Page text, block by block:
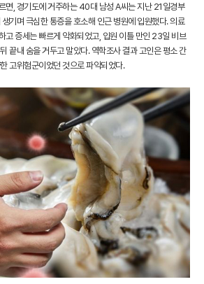
면, 경기도에 거주하는 40대 남성 A씨는 지난 21일경부
기며 극심한 통증을 호소해 인근 병원에 입원했다. 의료
고 증세는 빠르게 악화되었고, 입원 이틀 만인 23일 비브
끝내 숨을 거두고 말았다. 역학조사 결과 고인은 평소 간
고위험군이었던 것으로 파악되었다.